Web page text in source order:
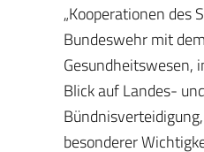
„Kooperationen des
Bundeswehr mit
Gesundheitswesen,
Blick auf Landes- und
besonderer